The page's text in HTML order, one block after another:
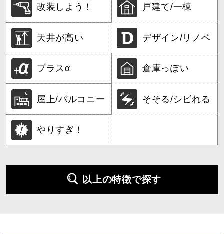
改装しよう！ 戸建て/一棟
天井が高い デザイン/リノベ
プラスα 倉庫っぽい
屋上/バルコニー そそる/シビれる
やりすぎ！
以上の特徴で探す